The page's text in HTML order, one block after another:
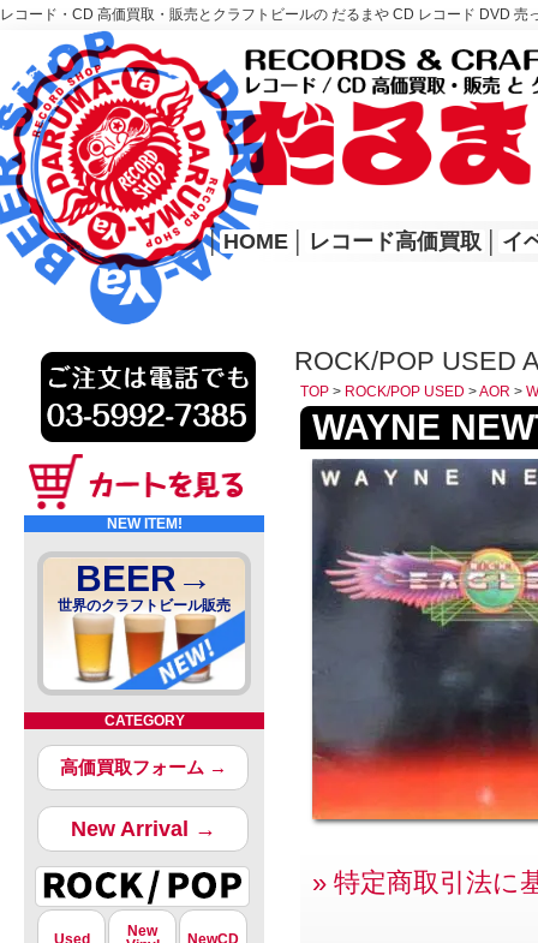
レコード・CD 高価買取・販売とクラフトビールの だるまや CD レコード DVD
レコード高価買取はこちら
HOME
│ HOME レコード高価買取 イ
NEW ITEM!
BEER→
世界のクラフトビール販売
CATEGORY
高価買取フォーム →
New Arrival →
Used
New
NewCD
ROCK/POP USED
TOP > ROCK/POP USED >AOR >
WAYNE
» 特定商取引法に